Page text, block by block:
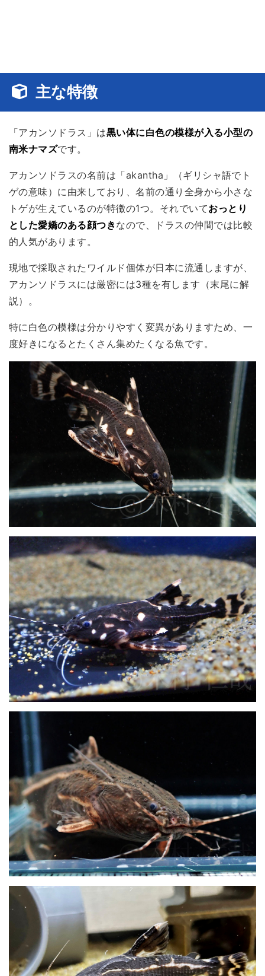
主な特徴
「アカンソドラス」は黒い体に白色の模様が入る小型の
南米ナマズです。
アカンソドラスの名前は「akantha」（ギリシャ語でト
ゲの意味）に由来しており、名前の通り全身から小さな
トゲが生えているのが特徴の1つ。それでいておっとり
とした愛嬌のある顔つきなので、ドラスの仲間では比較
的人気があります。
現地で採取されたワイルド個体が日本に流通しますが、
アカンソドラスには厳密には3種を有します（末尾に解
説）。
特に白色の模様は分かりやすく変異がありますため、一
度好きになるとたくさん集めたくなる魚です。